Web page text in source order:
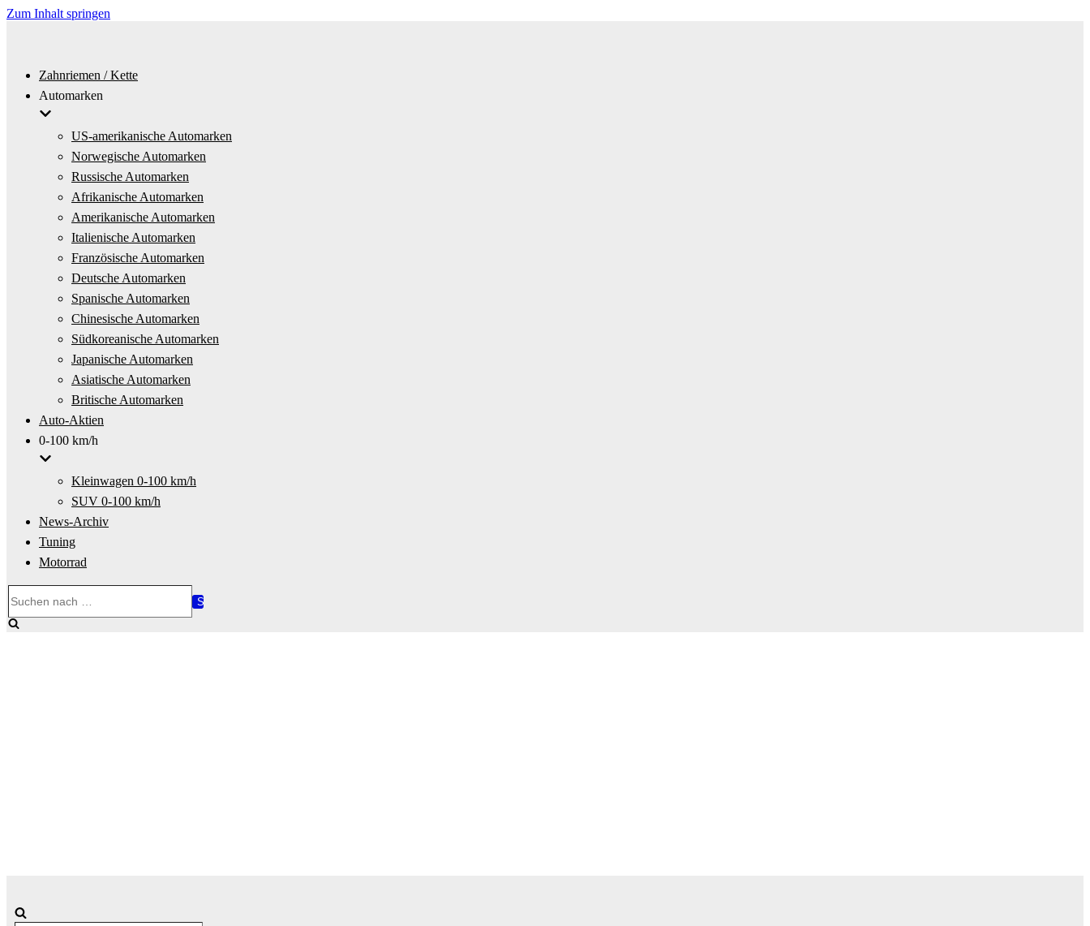
Zum Inhalt springen
Zahnriemen / Kette
Automarken
US-amerikanische Automarken
Norwegische Automarken
Russische Automarken
Afrikanische Automarken
Amerikanische Automarken
Italienische Automarken
Französische Automarken
Deutsche Automarken
Spanische Automarken
Chinesische Automarken
Südkoreanische Automarken
Japanische Automarken
Asiatische Automarken
Britische Automarken
Auto-Aktien
0-100 km/h
Kleinwagen 0-100 km/h
SUV 0-100 km/h
News-Archiv
Tuning
Motorrad
nach …